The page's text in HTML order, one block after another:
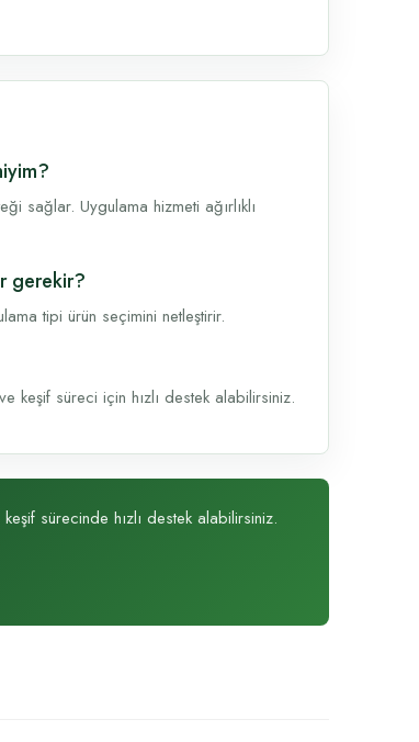
sağlar. Uygulama hizmeti ağırlıklı
gerekir?
tipi ürün seçimini netleştirir.
keşif süreci için hızlı destek alabilirsiniz.
sürecinde hızlı destek alabilirsiniz.